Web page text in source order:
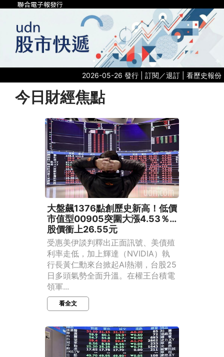
聯合電子報發行
2026-05-26 發行 | 訂閱／退訂 看歷史報份
今日財經焦點
大盤飆1376點創歷史新高！低價
市值型00905突圍大漲4.53％…
股價衝上26.55元
受惠美伊談判釋出正面訊號、美債殖
利率走低，加上輝達（NVIDIA）執
行長黃仁勳來台掀起AI熱潮，台股25
日多頭氣勢全面升溫。在權王台積電
領軍...
看全文